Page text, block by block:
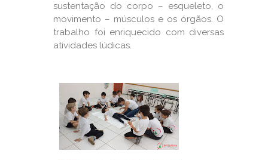
sustentação do corpo – esqueleto, o
movimento – músculos e os órgãos. O
trabalho foi enriquecido com diversas
atividades lúdicas.